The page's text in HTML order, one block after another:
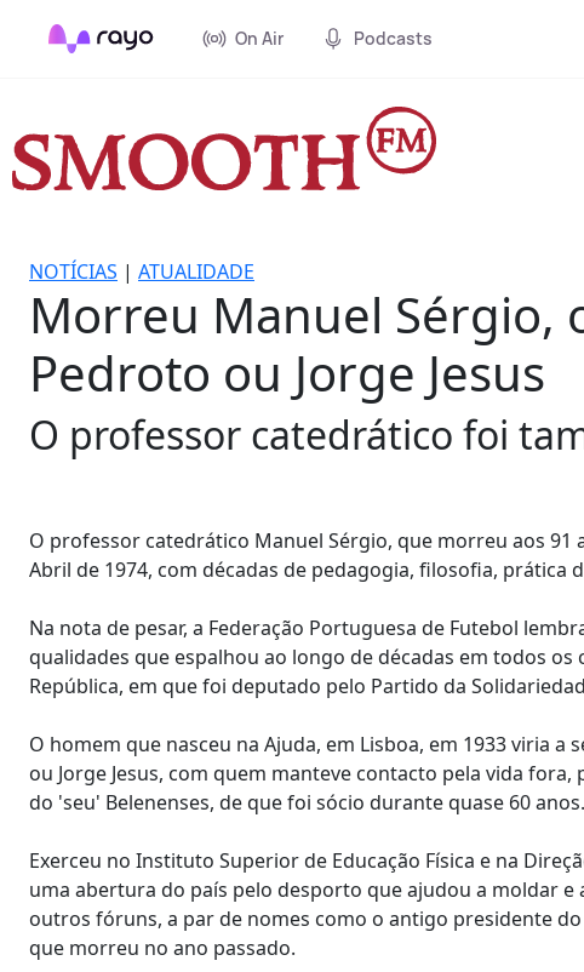
On Air Podcasts
NOTÍCIAS | ATUALIDADE
Morreu Manuel Sérgio,
Pedroto ou Jorge Jesus
O professor catedrático foi
O professor catedrático Manuel Sérgio, que morreu aos
Abril de 1974, com décadas de pedagogia, filosofia, prática
Na nota de pesar, a Federação Portuguesa de Futebol
qualidades que espalhou ao longo de décadas em todos
República, em que foi deputado pelo Partido da
O homem que nasceu na Ajuda, em Lisboa, em 1933 viria
ou Jorge Jesus, com quem manteve contacto pela vida
do 'seu' Belenenses, de que foi sócio durante quase 60 anos.
Exerceu no Instituto Superior de Educação Física e na
uma abertura do país pelo desporto que ajudou a moldar
outros fóruns, a par de nomes como o antigo presidente
que morreu no ano passado.